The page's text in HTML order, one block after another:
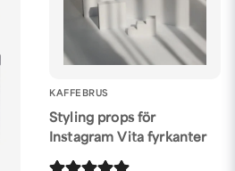
KAFFEBRUS
Styling props för
Instagram Vita fyrkanter